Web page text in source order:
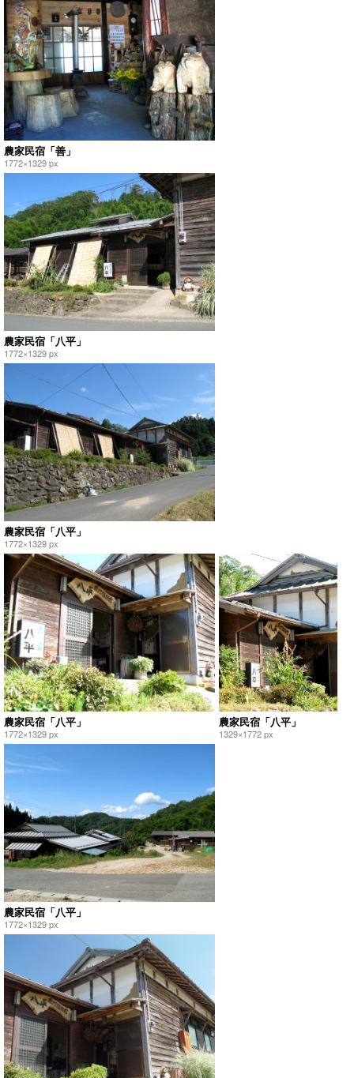
農家民宿「善」
1772×1329 px
農家民宿「八平」
1772×1329 px
農家民宿「八平」
1772×1329 px
農家民宿「八平」
1772×1329 px
農家民宿「八平」
1329×1772 px
農家民宿「八平」
1772×1329 px